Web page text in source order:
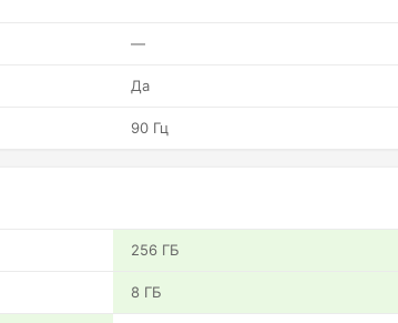
—
Да
90 Гц
256 ГБ
8 ГБ